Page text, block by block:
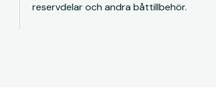
reservdelar och andra båttillbehör.